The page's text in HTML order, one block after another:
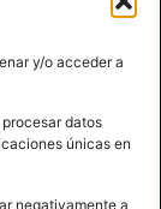
y/o acceder a
datos
únicas en
negativamente a